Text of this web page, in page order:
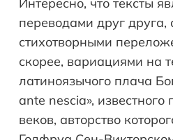
Интересно, что тексты
переводами друг
стихотворными
скорее, вариациями на
латиноязычого плача
ante nescia»,
веков, авторство